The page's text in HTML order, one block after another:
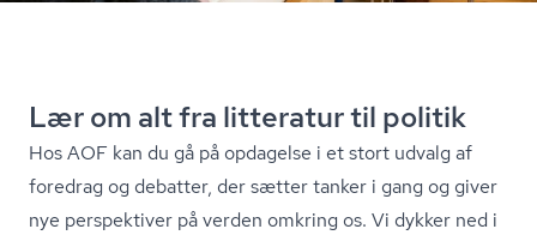
Lær om alt fra litteratur til politik
Hos AOF kan du gå på opdagelse i et stort udvalg af
foredrag og debatter, der sætter tanker i gang og giver
nye perspektiver på verden omkring os. Vi dykker ned i